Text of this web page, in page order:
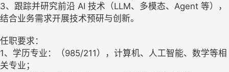
3、跟踪并研究前沿 AI 技术（LLM、多模态、Agent 等），
结合业务需求开展技术预研与创新。
任职要求：
1、学历专业：（985/211），计算机、人工智能、数学等相
关专业；